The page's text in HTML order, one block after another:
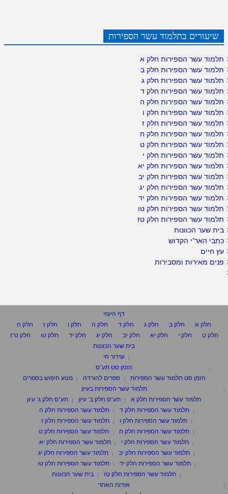
שיעורים בתלמוד עשר הספירות
תלמוד עשר הספירות חלק א
תלמוד עשר הספירות חלק ב
תלמוד עשר הספירות חלק ג
תלמוד עשר הספירות חלק ד
תלמוד עשר הספירות חלק ה
תלמוד עשר הספירות חלק ו
תלמוד עשר הספירות חלק ז
תלמוד עשר הספירות חלק ח
תלמוד עשר הספירות חלק ט
תלמוד עשר הספירות חלק י
תלמוד עשר הספירות חלק יא
תלמוד עשר הספירות חלק יב
תלמוד עשר הספירות חלק יג
תלמוד עשר הספירות חלק יד
תלמוד עשר הספירות חלק טו
תלמוד עשר הספירות חלק טז
בית שער הכוונות
כתבי האר"י הקדוש
עץ חיים
פנים מאירות ומסבירות
דף היומי
חלק א
חלק ב חלק ג חלק ד חלק ה חלק ו חלק ז
חלק ח
חלק ט
חלק י חלק יא חלק יב חלק יג חלק יד חלק טו
חלק ט"ז
בית שער הכוונות
שידור חי
הזמן סט תע"ס
הזמן סט תלמוד עשר הספירות
ספרים להורדה
מנוע חיפוש בספרים
תלמוד עשר הספירות בעיון
תלמוד עשר הספירות חלק א
תע"ס חלק ב' עיון
תע"ס חלק ג' עיון
תלמוד עשר הספירות חלק ד
תלמוד עשר הספירות חלק ה
תלמוד עשר הספירות חלק ו
תלמוד עשר הספירות חלק ז
תלמוד עשר הספירות חלק ח
תלמוד עשר הספירות חלק ט
תלמוד עשר הספירות חלק י
תלמוד עשר הספירות חלק יא
תלמוד עשר הספירות חלק יב
תלמוד עשר הספירות חלק יג
תלמוד עשר הספירות חלק יד
תלמוד עשר הספירות חלק טו
תלמוד עשר הספירות חלק טז
בית שער הכוונות
אודות האתר